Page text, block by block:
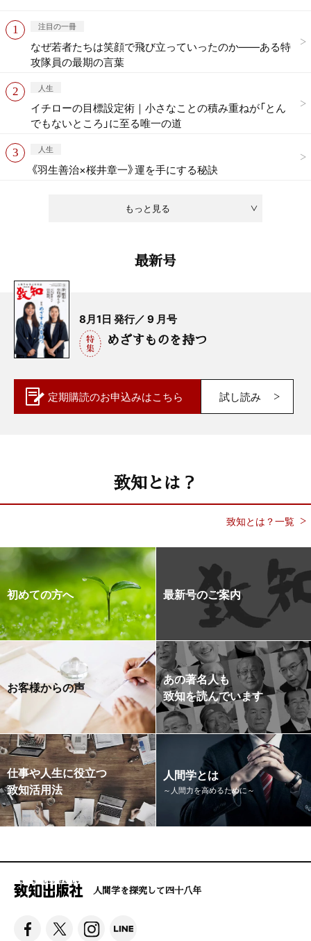
もっと見る
注目の一冊
なぜ若者たちは笑顔で飛び立っていったのか——ある特
攻隊員の最期の言葉
人生
イチローの目標設定術｜小さなことの積み重ねが「とん
でもないところ」に至る唯一の道
人生
《羽生善治×桜井章一》運を手にする秘訣
最新号
8月1日 発行／ 9 月号
めざすものを持つ
定期購読のお申込みはこちら 試し読み
致知とは？
致知とは？一覧
初めての方へ 最新号のご案内
お客様からの声
あの著名人も
致知を読んでいます
仕事や人生に役立つ
致知活用法
人間学とは
～人間力を高めるために～
人間学を探究して四十八年